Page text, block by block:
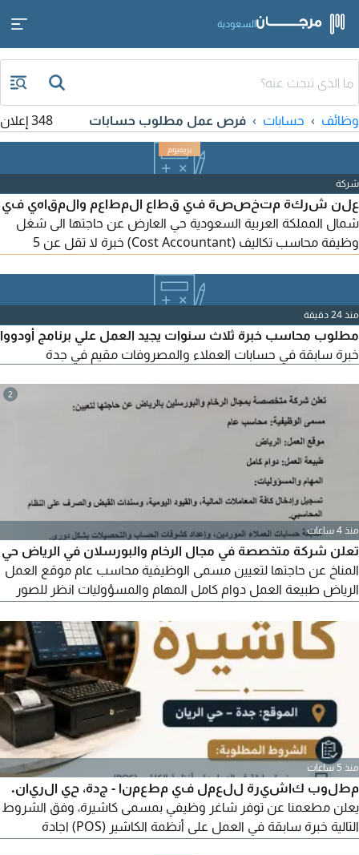
السعودية
وظائف حسابات فرص عمل مطلوب حسابات 348 إعلان
شركة
علن شركة متخصصة في قطاع المطاعم والمقاهي في
شمال المملكة العربية السعودية حي العارض عن حاجتها الى شغل
وظيفة محاسب تكاليف (Cost Accountant) خبرة لا تقل عن 5
سنوات في مجال محاسبة التكاليف. يشترط وجود خبرة سابقة في
قطاع المطاعم أو المقاهي. اجادة اعداد وتحليل تقارير التكاليف
والهوامش الربحية. القدرة على مراقبة تكلفة المواد الخام والهدر
وبرنامج
منذ 24 دقيقة
مطلوب محاسب خبرة ثلاث سنوات يجيد العمل علي برنامج أودووا
خبرة سابقة في حسابات العملاء والمصروفات مقيم في جدة
2
منذ 4 ساعات
تعلن شركة متخصصة في مجال الرخام والبورسلان في الرياض حي
المناخ عن حاجتها لتعيين مسمى الوظيفية محاسب عام موقع العمل
الرياض طبيعة العمل دوام كامل المهام والمسؤوليات انظر للصور
للراغبين والمنطبق عليهم الشروط، يرجى إرسال السيرة الذاتية مع ذكر
مسمى الوظيفة (محاسب عام) في عنوان الرسالة الى
منذ 5 ساعات
مطلوب كاشيرة للعمل في مطعمنا - جدة، حي الريان.
يعلن مطعمنا عن توفر شاغر وظيفي بمسمى كاشيرة، وفق الشروط
التالية خبرة سابقة في العمل على أنظمة الكاشير (POS) اجادة